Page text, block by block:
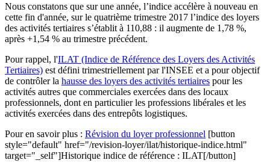
Nous constatons que sur une année, l’indice accélère à nouveau en
cette fin d'année, sur le quatrième trimestre 2017 l’indice des loyers
des activités tertiaires s’établit à 110,88 : il augmente de 1,78 %,
après +1,54 % au trimestre précédent.
Pour rappel, l'ILAT (Indice de Référence des Loyers des Activités
Tertiaires) est défini trimestriellement par l'INSEE et a pour objectif
de contrôler la hausse des loyers des activités tertiaires pour les
activités autres que commerciales exercées dans des locaux
professionnels, dont en particulier les professions libérales et les
activités exercées dans des entrepôts logistiques.
Pour en savoir plus : Révision du loyer professionnel [button
style="default" href="/revision-loyer/ilat/historique-indice.html"
target="_self"]Historique indice de référence : ILAT[/button]